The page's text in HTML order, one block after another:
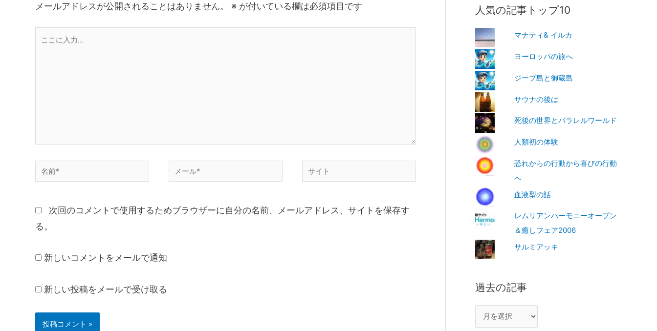
メールアドレスが公開されることはありません。 ※ が付いている欄は必須項目です
次回のコメントで使用するためブラウザーに自分の名前、メールアドレス、サイトを保存す
る。
新しいコメントをメールで通知
新しい投稿をメールで受け取る
人気の記事トップ10
マナティ& イルカ
ヨーロッパの旅へ
ジープ島と御蔵島
サウナの後は
死後の世界とパラレルワールド
人類初の体験
恐れからの行動から喜びの行動
へ
血液型の話
レムリアンハーモニーオープン
＆癒しフェア2006
サルミアッキ
過去の記事